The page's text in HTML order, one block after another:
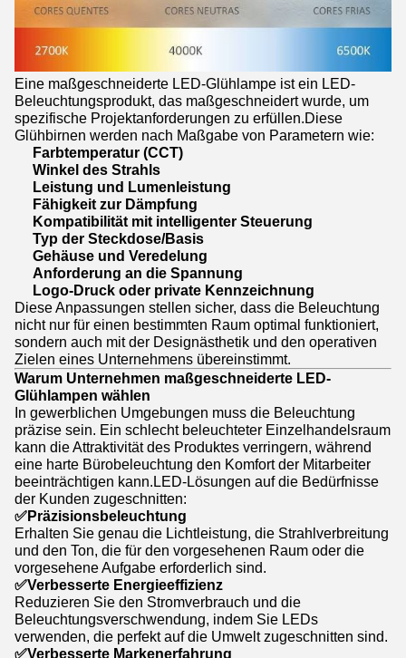
Eine maßgeschneiderte LED-Glühlampe ist ein LED-
Beleuchtungsprodukt, das maßgeschneidert wurde, um
spezifische Projektanforderungen zu erfüllen.Diese
Glühbirnen werden nach Maßgabe von Parametern wie:
Farbtemperatur (CCT)
Winkel des Strahls
Leistung und Lumenleistung
Fähigkeit zur Dämpfung
Kompatibilität mit intelligenter Steuerung
Typ der Steckdose/Basis
Gehäuse und Veredelung
Anforderung an die Spannung
Logo-Druck oder private Kennzeichnung
Diese Anpassungen stellen sicher, dass die Beleuchtung
nicht nur für einen bestimmten Raum optimal funktioniert,
sondern auch mit der Designästhetik und den operativen
Zielen eines Unternehmens übereinstimmt.
Warum Unternehmen maßgeschneiderte LED-
Glühlampen wählen
In gewerblichen Umgebungen muss die Beleuchtung
präzise sein. Ein schlecht beleuchteter Einzelhandelsraum
kann die Attraktivität des Produktes verringern, während
eine harte Bürobeleuchtung den Komfort der Mitarbeiter
beeinträchtigen kann.LED-Lösungen auf die Bedürfnisse
der Kunden zugeschnitten:
✅Präzisionsbeleuchtung
Erhalten Sie genau die Lichtleistung, die Strahlverbreitung
und den Ton, die für den vorgesehenen Raum oder die
vorgesehene Aufgabe erforderlich sind.
✅Verbesserte Energieeffizienz
Reduzieren Sie den Stromverbrauch und die
Beleuchtungsverschwendung, indem Sie LEDs
verwenden, die perfekt auf die Umwelt zugeschnitten sind.
✅Verbesserte Markenerfahrung